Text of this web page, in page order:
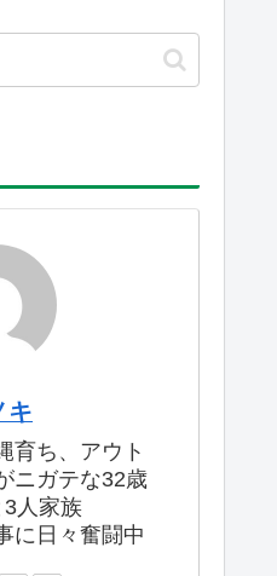
キ
育ち、アウト
ニガテな32歳
人家族
に日々奮闘中